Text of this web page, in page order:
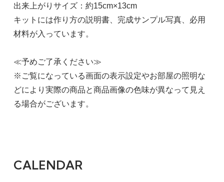
出来上がりサイズ：約15cm×13cm
キットには作り方の説明書、完成サンプル写真、必用
材料が入っています。
≪予めご了承ください≫
※ご覧になっている画面の表示設定やお部屋の照明な
どにより実際の商品と商品画像の色味が異なって見え
る場合がございます。
CALENDAR